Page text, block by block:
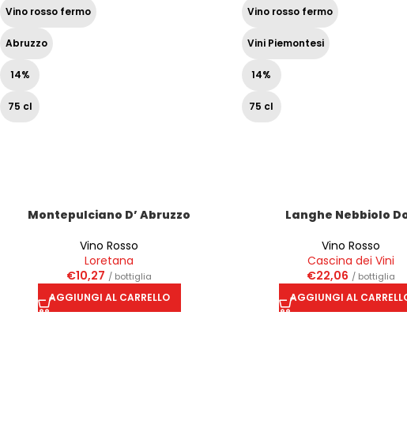
Vino rosso fermo
Abruzzo
14%
75 cl
Montepulciano D’ Abruzzo
Vino Rosso
Loretana
€10,27 / bottiglia
AGGIUNGI AL CARRELLO
Vino rosso fermo
Vini Piemontesi
14%
75 cl
Langhe Nebbiolo
Vino Rosso
Cascina dei Vini
€22,06 / bottiglia
AGGIUNGI AL